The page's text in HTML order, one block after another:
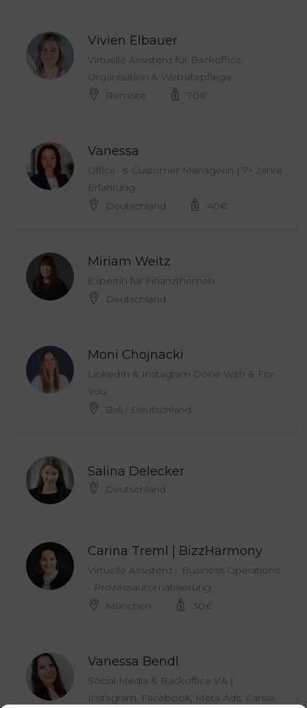
Vivien Elbauer
Virtuelle Assistenz für Backoffice,
Organisation & Websitepflege
Remote
70€
Vanessa
Office- & Customer Managerin | 7+ Jahre
Erfahrung
Deutschland
40€
Miriam Weitz
Expertin für Finanzthemen
Deutschland
Moni Chojnacki
LinkedIn & Instagram Done With & For
You
Bali / Deutschland
Salina Delecker
Deutschland
Carina Treml | BizzHarmony
Virtuelle Assistenz - Business Operations
- Prozessautomatisierung
München
30€
Vanessa Bendl
Social Media & Backoffice VA |
Instagram, Facebook, Meta Ads, Canva-